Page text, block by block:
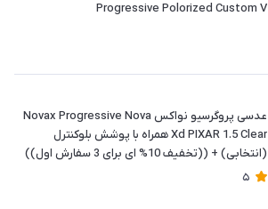
Progressive Polorized Custom V
عدسی پروگرسیو نواکس Novax Progressive Nova
Xd PIXAR 1.5 Clear همراه با پوشش بلوکنترل
(انتخابی) + ((تخفیف 10% ای برای 3 سفارش اول))
5